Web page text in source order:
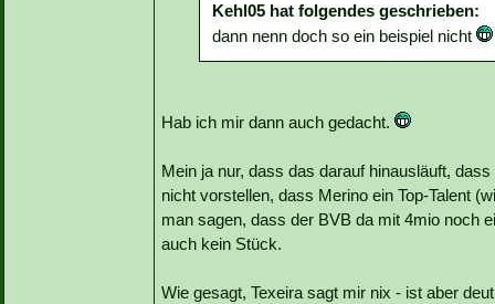
Kehl05 hat folgendes geschrieben:
dann nenn doch so ein beispiel nicht
Hab ich mir dann auch gedacht.
Mein ja nur, dass das darauf hinausläuft,
nicht vorstellen, dass Merino ein Top-Talent
man sagen, dass der BVB da mit 4mio noch
auch kein Stück.
Wie gesagt, Texeira sagt mir nix - ist aber